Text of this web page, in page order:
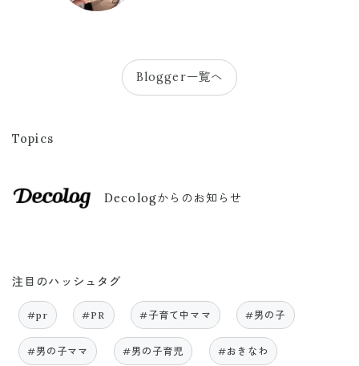
Blogger一覧へ
Topics
Decologからのお知らせ
注目のハッシュタグ
#pr #PR #子育て中ママ #男の子
#男の子ママ #男の子育児 #おきなわ